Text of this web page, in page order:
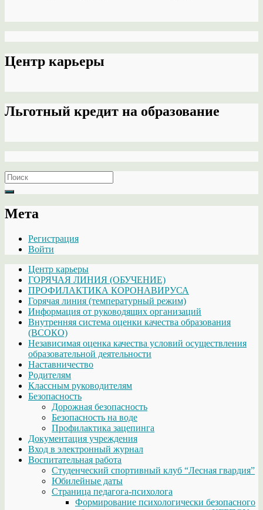
Центр карьеры
Льготный кредит на образование
Search
for:
Мета
Регистрация
Войти
Центр карьеры
ГОРЯЧАЯ ЛИНИЯ (ОБУЧЕНИЕ)
ПРОФИЛАКТИКА КОРОНАВИРУСА
Горячая линия (температурный режим)
Информация от руководящих организаций
Внутренняя система оценки качества образования
(ВСОКО)
Независимая оценка качества условий осуществления
образовательной деятельности
Наставничество
Родителям
Классным руководителям
Безопасность
Дорожная безопасность
Безопасность на воде
Профилактика зацепинга
Документация учреждения
Вход в электронный журнал
Воспитательная работа
Студенческий спортивный клуб “Лесная гвардия”
Юбилейные даты
Страница педагога-психолога
Формирование психологически безопасного